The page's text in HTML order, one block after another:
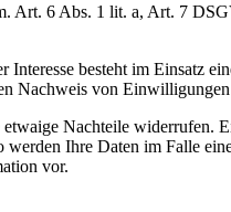
Art. 6 Abs. 1 lit. a, Art. 7
besteht im Einsatz
Nachweis von
Nachteile widerrufen.
Ihre Daten im Falle
vor.